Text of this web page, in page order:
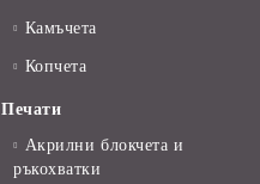
Камъчета
Копчета
Печати
Акрилни блокчета и
ръкохватки